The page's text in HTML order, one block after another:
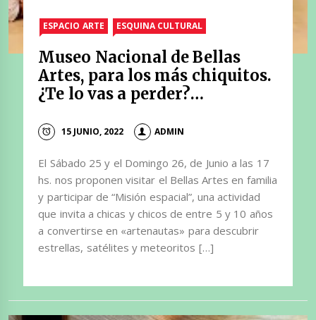
ESPACIO ARTE ESQUINA CULTURAL
Museo Nacional de Bellas
Artes, para los más chiquitos.
¿Te lo vas a perder?…
15 JUNIO, 2022 ADMIN
El Sábado 25 y el Domingo 26, de Junio a las 17
hs. nos proponen visitar el Bellas Artes en familia
y participar de “Misión espacial”, una actividad
que invita a chicas y chicos de entre 5 y 10 años
a convertirse en «artenautas» para descubrir
estrellas, satélites y meteoritos […]